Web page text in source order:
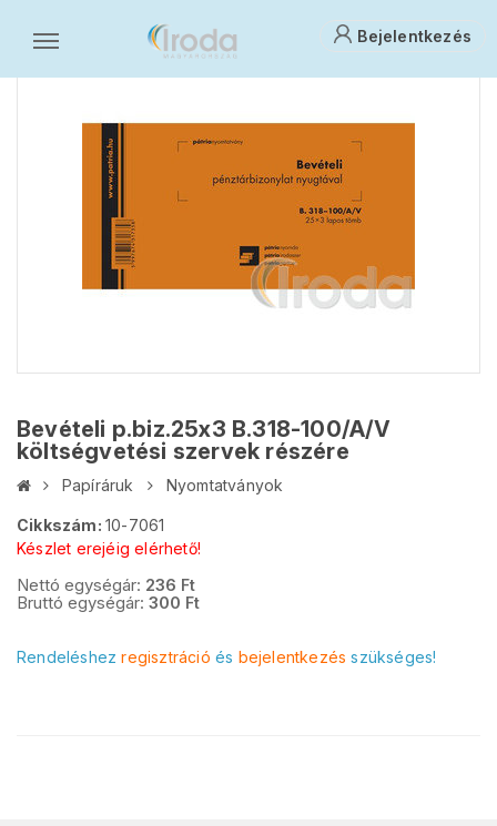
Bejelentkezés
Bevételi p.biz.25x3 B.318-100/A/V
költségvetési szervek részére
Papíráruk Nyomtatványok
Cikkszám: 10-7061
Készlet erejéig elérhető!
Nettó egységár: 236 Ft
Bruttó egységár: 300 Ft
Rendeléshezregisztráció és bejelentkezés szükséges!